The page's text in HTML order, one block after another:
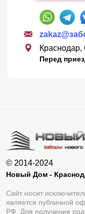
Перед
© 2014-2024
Новый Дом -
Сайт носит
является публичной
РФ. Для получения